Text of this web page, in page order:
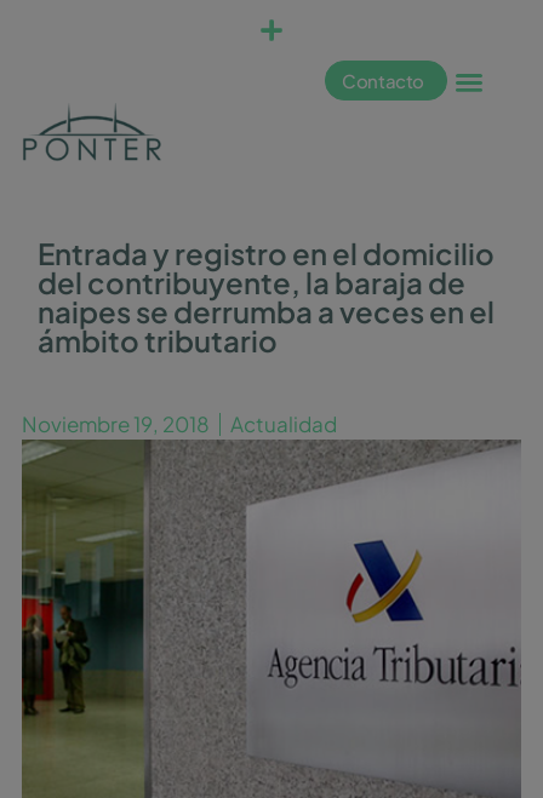
Contacto
Entrada y registro en el domicilio
del contribuyente, la baraja de
naipes se derrumba a veces en el
ámbito tributario
Noviembre 19, 2018 Actualidad